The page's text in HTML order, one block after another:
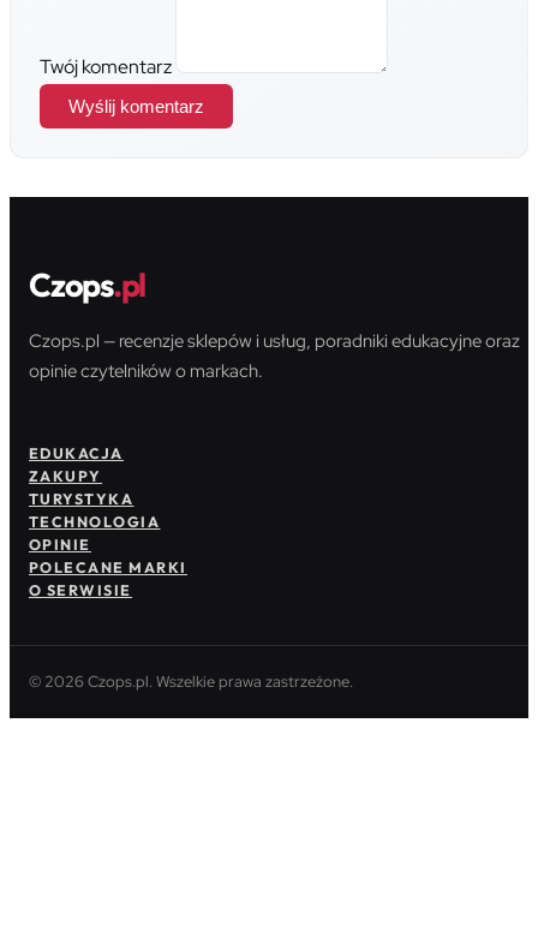
Twój komentarz
Wyślij komentarz
Czops.pl
Czops.pl — recenzje sklepów i usług, poradniki edukacyjne oraz
opinie czytelników o markach.
EDUKACJA
ZAKUPY
TURYSTYKA
TECHNOLOGIA
OPINIE
POLECANE MARKI
O SERWISIE
© 2026 Czops.pl. Wszelkie prawa zastrzeżone.